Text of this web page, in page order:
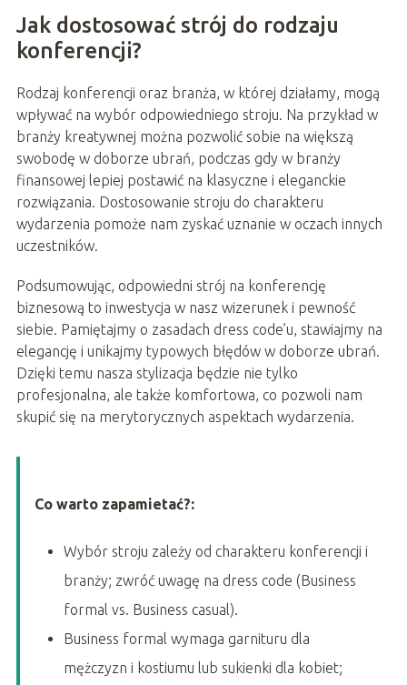
Jak dostosować strój do rodzaju
konferencji?
Rodzaj konferencji oraz branża, w której działamy, mogą
wpływać na wybór odpowiedniego stroju. Na przykład w
branży kreatywnej można pozwolić sobie na większą
swobodę w doborze ubrań, podczas gdy w branży
finansowej lepiej postawić na klasyczne i eleganckie
rozwiązania. Dostosowanie stroju do charakteru
wydarzenia pomoże nam zyskać uznanie w oczach innych
uczestników.
Podsumowując, odpowiedni strój na konferencję
biznesową to inwestycja w nasz wizerunek i pewność
siebie. Pamiętajmy o zasadach dress code’u, stawiajmy na
elegancję i unikajmy typowych błędów w doborze ubrań.
Dzięki temu nasza stylizacja będzie nie tylko
profesjonalna, ale także komfortowa, co pozwoli nam
skupić się na merytorycznych aspektach wydarzenia.
Co warto zapamietać?:
Wybór stroju zależy od charakteru konferencji i
branży; zwróć uwagę na dress code (Business
formal vs. Business casual).
Business formal wymaga garnituru dla
mężczyzn i kostiumu lub sukienki dla kobiet;